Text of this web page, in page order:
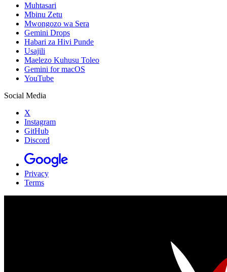
Muhtasari
Mbinu Zetu
Mwongozo wa Sera
Gemini Drops
Habari za Hivi Punde
Usajili
Maelezo Kuhusu Toleo
Gemini for macOS
YouTube
Social Media
X
Instagram
GitHub
Discord
Privacy
Terms